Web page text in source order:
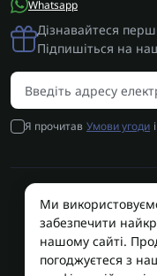
Whatsapp
Дізнавайтеся
Підпишіться на
Я прочитав Умови угоди
AUTOSHIFT |
Ми
забезпечити
нашому сайті.
погоджуєтеся з